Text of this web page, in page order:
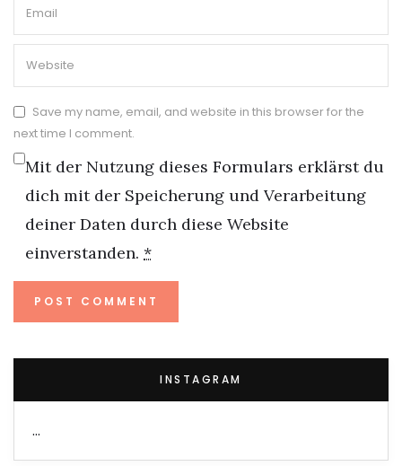
Save my name, email, and website in this browser for the
next time I comment.
Mit der Nutzung dieses Formulars erklärst du
dich mit der Speicherung und Verarbeitung
deiner Daten durch diese Website
einverstanden. *
INSTAGRAM
…